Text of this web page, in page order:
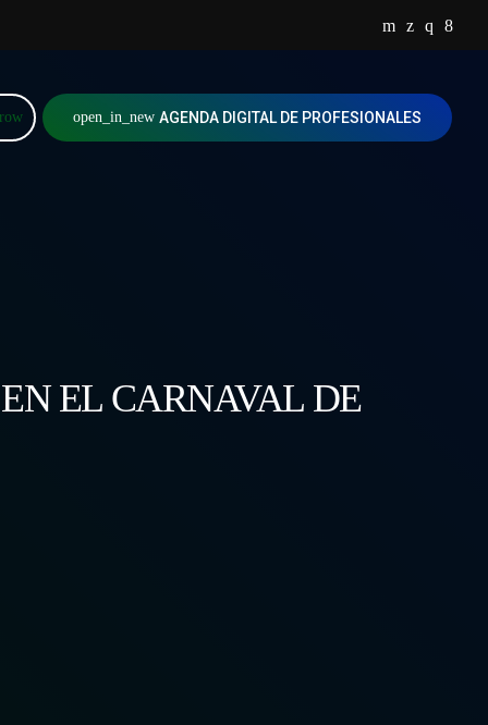
open_in_new AGENDA DIGITAL DE PROFESIONALES
EL CARNAVAL DE